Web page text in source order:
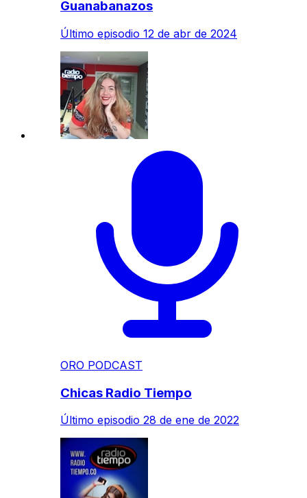
Guanabanazos
Último episodio 12 de abr de 2024
ORO PODCAST
Chicas Radio Tiempo
Último episodio 28 de ene de 2022